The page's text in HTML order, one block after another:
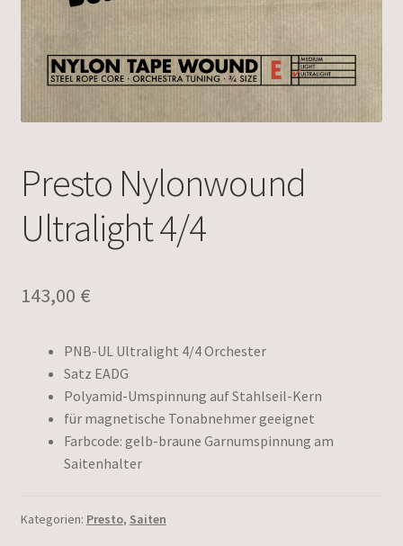
Presto Nylonwound
Ultralight 4/4
143,00 €
PNB-UL Ultralight 4/4 Orchester
Satz EADG
Polyamid-Umspinnung auf Stahlseil-Kern
für magnetische Tonabnehmer geeignet
Farbcode: gelb-braune Garnumspinnung am
Saitenhalter
Kategorien: Presto, Saiten